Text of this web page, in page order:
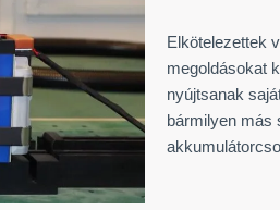
Elkötelezettek
megoldásokat
nyújtsanak
bármilyen más